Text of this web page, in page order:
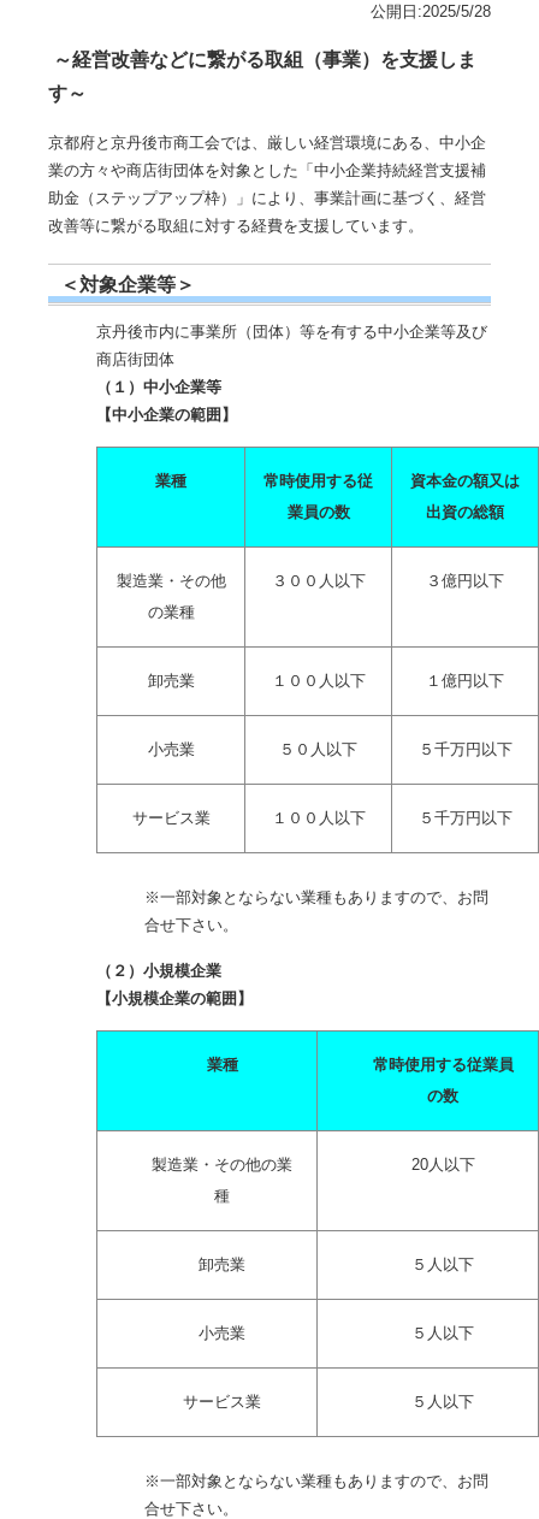
公開日:2025/5/28
～経営改善などに繋がる取組（事業）を支援しま
す～
京都府と京丹後市商工会では、厳しい経営環境にある、中小企
業の方々や商店街団体を対象とした「中小企業持続経営支援補
助金（ステップアップ枠）」により、事業計画に基づく、経営
改善等に繋がる取組に対する経費を支援しています。
＜対象企業等＞
京丹後市内に事業所（団体）等を有する中小企業等及び
商店街団体
（１）中小企業等
【中小企業の範囲】
業種
常時使用する従
業員の数
資本金の額又は
出資の総額
製造業・その他
の業種
３００人以下 ３億円以下
卸売業 １００人以下 １億円以下
小売業 ５０人以下 ５千万円以下
サービス業 １００人以下 ５千万円以下
※一部対象とならない業種もありますので、お問
合せ下さい。
（２）小規模企業
【小規模企業の範囲】
業種
常時使用する従業員
の数
製造業・その他の業
種
20人以下
卸売業 ５人以下
小売業 ５人以下
サービス業 ５人以下
※一部対象とならない業種もありますので、お問
合せ下さい。